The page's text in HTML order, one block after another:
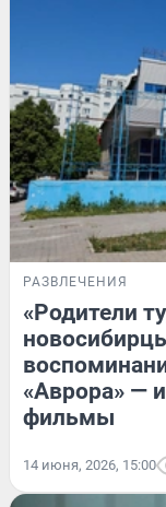
РАЗВЛЕЧЕНИЯ
«Родители
«Аврора» —
фильмы
14 июня, 2026, 15:00